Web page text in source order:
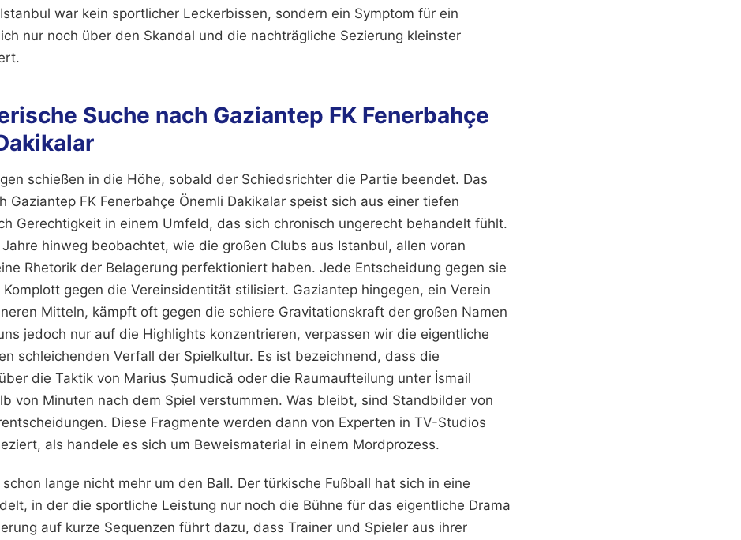
war kein sportlicher Leckerbissen, sondern ein Symptom für ein
nur noch über den Skandal und die nachträgliche Sezierung kleinster
Suche nach Gaziantep FK Fenerbahçe
schießen in die Höhe, sobald der Schiedsrichter die Partie beendet. Das
Gaziantep FK Fenerbahçe Önemli Dakikalar speist sich aus einer tiefen
Gerechtigkeit in einem Umfeld, das sich chronisch ungerecht behandelt fühlt.
hinweg beobachtet, wie die großen Clubs aus Istanbul, allen voran
Rhetorik der Belagerung perfektioniert haben. Jede Entscheidung gegen sie
gegen die Vereinsidentität stilisiert. Gaziantep hingegen, ein Verein
Mitteln, kämpft oft gegen die schiere Gravitationskraft der großen Namen
jedoch nur auf die Highlights konzentrieren, verpassen wir die eigentliche
schleichenden Verfall der Spielkultur. Es ist bezeichnend, dass die
die Taktik von Marius Șumudică oder die Raumaufteilung unter İsmail
von Minuten nach dem Spiel verstummen. Was bleibt, sind Standbilder von
Diese Fragmente werden dann von Experten in TV-Studios
als handele es sich um Beweismaterial in einem Mordprozess.
lange nicht mehr um den Ball. Der türkische Fußball hat sich in eine
in der die sportliche Leistung nur noch die Bühne für das eigentliche Drama
auf kurze Sequenzen führt dazu, dass Trainer und Spieler aus ihrer